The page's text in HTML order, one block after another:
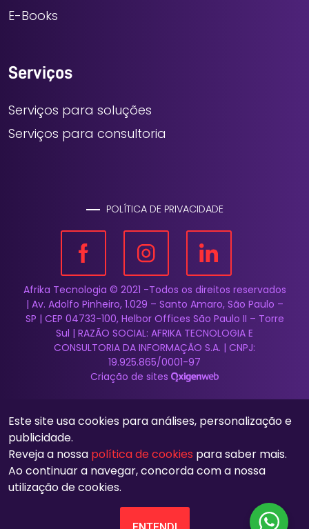
E-Books
Serviços
Serviços para soluções
Serviços para consultoria
POLÍTICA DE PRIVACIDADE
Afrika Tecnologia © 2021 -Todos os direitos reservados
| Av. Adolfo Pinheiro, 1.029 – Santo Amaro, São Paulo –
SP | CEP 04733-100, Helbor Offices São Paulo II – Torre
Sul | RAZÃO SOCIAL: AFRIKA TECNOLOGIA E
CONSULTORIA DA INFORMAÇÃO S.A. | CNPJ:
19.925.865/0001-97
Criação de sites
Este site usa cookies para análises, personalização e
publicidade.
Reveja a nossa política de cookies para saber mais.
Ao continuar a navegar, concorda com a nossa
utilização de cookies.